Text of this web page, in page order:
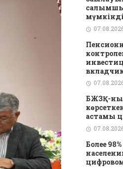
БЖЗҚ-ның
астамы
Более